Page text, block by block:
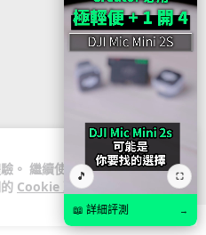
。 繼續使用
Cookie 政
🎵 ⛶
📖 詳細評測 →